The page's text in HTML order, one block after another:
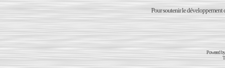
Pour soutenir le développement
Powered